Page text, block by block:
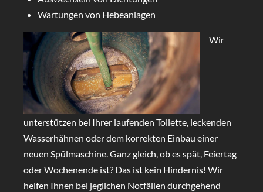
Wartungen von Hebeanlagen
Wir
unterstützen bei Ihrer laufenden Toilette, leckenden
Wasserhähnen oder dem korrekten Einbau einer
neuen Spülmaschine. Ganz gleich, ob es spät, Feiertag
oder Wochenende ist? Das ist kein Hindernis! Wir
helfen Ihnen bei jeglichen Notfällen durchgehend